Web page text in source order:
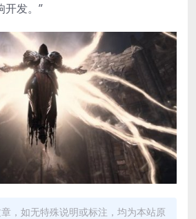
开发。”
，如无特殊说明或标注，均为本站原